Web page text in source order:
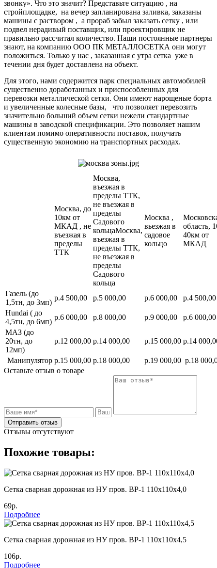
звонку». Что это значит? Представьте ситуацию , на
стройплощадке, на вечер запланирована заливка, заказаны
машины с раствором , а прораб забыл заказать сетку , или
подвел нерадивый поставщик, или проектировщик не
правильно рассчитал количество. Наши постоянные партнеры
знают, на компанию ООО ПК МЕТАЛЛОСЕТКА они могут
положиться. Только у нас , заказанная с утра сетка уже в
течении дня будет доставлена на объект.
Для этого, нами содержится парк специальных автомобилей
существенно доработанных и приспособленных для
перевозки металлической сетки. Они имеют нарощеные борта
и увеличенные колесные базы, что позволяет перевозить
значительно больший объем сетки нежели стандартные
машины в заводской спецификации. Это позволяет нашим
клиентам помимо оперативности поставок, получать
существенную экономию на транспортных расходах.
Москва, до
10км от
МКАД , не
въезжая в
пределы
ТТК
Москва,
въезжая в
пределы ТТК,
не въезжая в
пределы
Садового
кольцаМосква,
въезжая в
пределы ТТК,
не въезжая в
пределы
Садового
кольца
Москва ,
вьезжая в
садовое
кольцо
область,
40км от
МКАД
Газель (до
1,5тн, до 3мп)
р.4 500,00 р.5 000,00 р.6 000,00
р.4 500,00
Hundai ( до
4,5тн, до 6мп)
р.6 000,00 р.8 000,00 р.9 000,00
р.6 000,00
МАЗ (до
20тн, до
12мп)
р.12 000,00 р.14 000,00 р.15 000,00 р.14
Манипулятор р.15 000,00 р.18 000,00 р.19 000,00 р.18
Оставьте отзыв о товаре
Отправить отзыв
Отзывы отсутствуют
Похожие товары:
Cетка сварная дорожная из НУ пров. ВР-1 110х110х4,0
69р.
Подробнее
Cетка сварная дорожная из НУ пров. ВР-1 110х110х4,5
106р.
Подробнее